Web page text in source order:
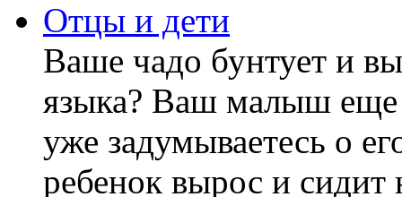
Отцы и дети
Ваше чадо бунтует и
языка? Ваш малыш еще
уже задумываетесь о
ребенок вырос и сидит